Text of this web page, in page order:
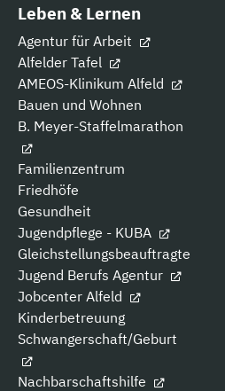
Leben & Lernen
Agentur für Arbeit
Alfelder Tafel
AMEOS-Klinikum Alfeld
Bauen und Wohnen
B. Meyer-Staffelmarathon
Familienzentrum
Friedhöfe
Gesundheit
Jugendpflege - KUBA
Gleichstellungsbeauftragte
Jugend Berufs Agentur
Jobcenter Alfeld
Kinderbetreuung
Schwangerschaft/Geburt
Nachbarschaftshilfe